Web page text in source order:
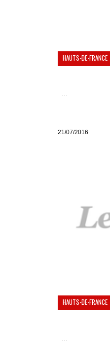
HAUTS-DE-FRANCE
21/07/2016
HAUTS-DE-FRANCE